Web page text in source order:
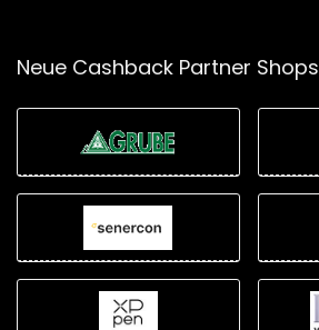
Neue Cashback Partner Shops